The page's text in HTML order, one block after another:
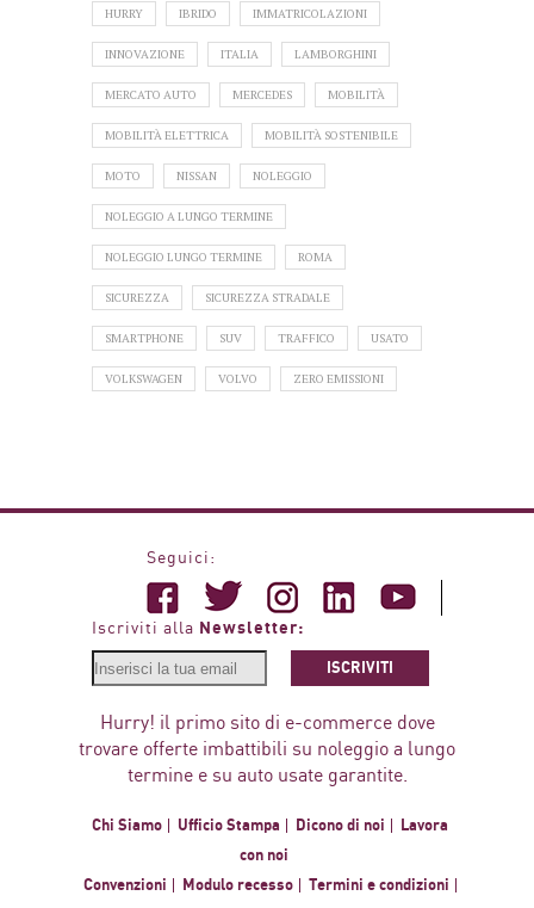
HURRY IBRIDO IMMATRICOLAZIONI
INNOVAZIONE ITALIA LAMBORGHINI
MERCATO AUTO MERCEDES MOBILITÀ
MOBILITÀ ELETTRICA MOBILITÀ SOSTENIBILE
MOTO NISSAN NOLEGGIO
NOLEGGIO A LUNGO TERMINE
NOLEGGIO LUNGO TERMINE ROMA
SICUREZZA SICUREZZA STRADALE
SMARTPHONE SUV TRAFFICO USATO
VOLKSWAGEN VOLVO ZERO EMISSIONI
Seguici:
Iscriviti alla Newsletter:
ISCRIVITI
Hurry! il primo sito di e-commerce dove
trovare offerte imbattibili su noleggio a lungo
termine e su auto usate garantite.
Chi Siamo Ufficio Stampa Dicono di noi
Lavora
con noi
Convenzioni
Modulo recesso
Termini e condizioni